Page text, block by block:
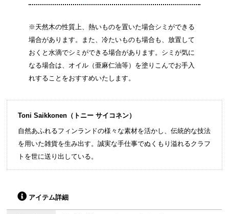
※天然木の性質上、熱いものを置いた場合シミができる
場合があります。また、冷たいものも場合も、放置して
おくと水滴でシミができる場合があります。シミが気に
なる場合は、オイル（亜麻仁油等）を塗りこんでお手入
れすることをおすすめいたします。
Toni Saikkonen（トニー サイコネン）
自然あふれるフィンランドの様々な素材を活かし、伝統的な技法
を用いた雑貨を生み出す。誠実な手仕事でぬくもり溢れるクラフ
トを世に送り出している。
アイテム詳細